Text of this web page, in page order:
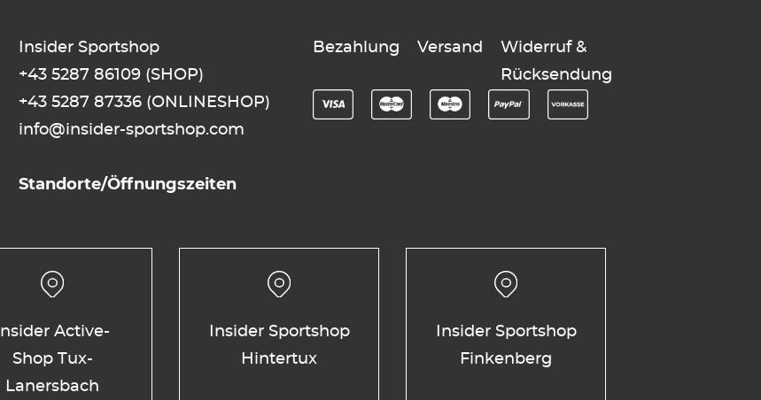
Insider Sportshop
+43 5287 86109 (SHOP)
+43 5287 87336 (ONLINESHOP)
info@insider-sportshop.com
Standorte/Öffnungszeiten
Bezahlung Versand
Widerruf &
Rücksendung
Insider Active-
Shop Tux-
Lanersbach
Insider Sportshop
Hintertux
Insider Sportshop
Finkenberg